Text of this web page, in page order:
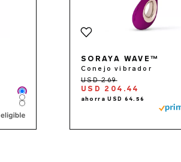
Color
Color
Color
SORAYA WAVE™
Conejo vibrador
USD 204.44